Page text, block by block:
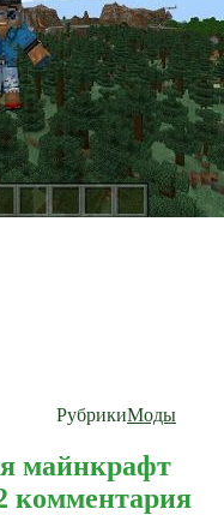
РубрикиМоды
майнкрафт
комментария